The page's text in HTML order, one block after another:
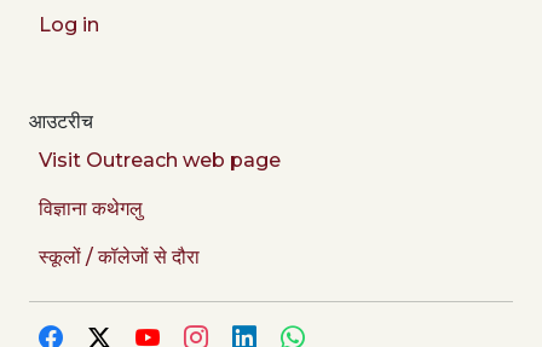
Log in
आउटरीच
Visit Outreach web page
विज्ञाना कथेगलु
स्कूलों / कॉलेजों से दौरा